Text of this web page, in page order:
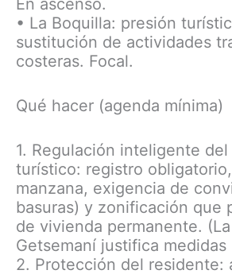
• La Boquilla: presión
sustitución de actividades
costeras. Focal.
Qué hacer (agenda mínima)
1. Regulación inteligente
turístico: registro
manzana, exigencia de
basuras) y zonificación que
de vivienda permanente.
Getsemaní justifica medidas
2. Protección del residente: